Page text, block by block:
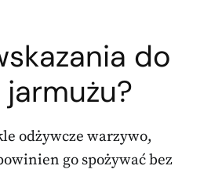
do
odżywcze warzywo,
go spożywać bez